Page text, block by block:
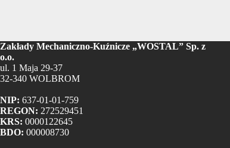
Zakłady Mechaniczno-Kuźnicze „WOSTAL” Sp. z
o.o.
ul. 1 Maja 29-37
32-340 WOLBROM
NIP: 637-01-01-759
REGON: 272529451
KRS: 0000122645
BDO: 000008730